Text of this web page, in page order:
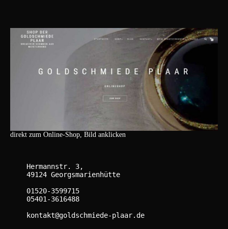
direkt zum Online-Shop, Bild anklicken